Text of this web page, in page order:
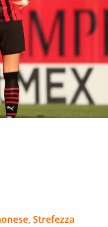
Strefezza